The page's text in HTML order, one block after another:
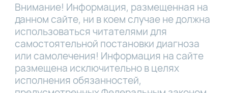
Внимание! Информация, размещенная на
данном сайте, ни в коем случае не должна
использоваться читателями для
самостоятельной постановки диагноза
или самолечения! Информация на сайте
размещена исключительно в целях
исполнения обязанностей,